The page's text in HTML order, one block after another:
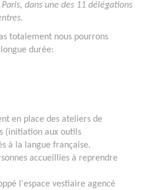
dans une des 11 délégations
totalement nous pourrons
durée:
en place des ateliers de
(initiation aux outils
à la langue française.
accueillies à reprendre
l'espace vestiaire agencé